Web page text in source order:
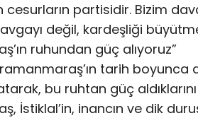
partisidir. Bizim
değil, kardeşliği
ruhundan güç alıyoruz”
tarih
bu ruhtan güç
İstiklal’in, inancın ve dik